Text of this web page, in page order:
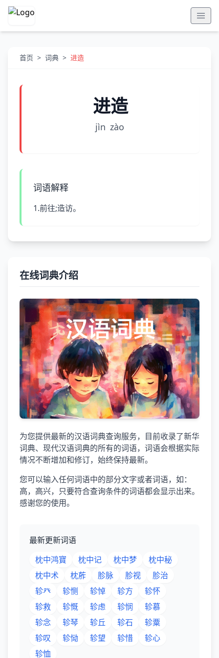
首页 > 词典 > 进造
进造
jìn zào
词语解释
1.前往;造访。
在线词典介绍
为您提供最新的汉语词典查询服务，目前收录了新华
词典、现代汉语词典的所有的词语，词语会根据实际
情况不断增加和修订，始终保持最新。
您可以输入任何词语中的部分文字或者词语，如：
高，高兴，只要符合查询条件的词语都会显示出来。
感谢您的使用。
最新更新词语
枕中鸿寶
枕中记 枕中梦
枕中秘
枕中术
枕葄 胗脉 胗视
胗治
轸癶
轸恻 轸悼 轸方
轸怀
轸救
轸慨 轸虑 轸悯
轸慕
轸念
轸琴 轸丘 轸石
轸粟
轸叹
轸恸 轸望 轸惜
轸心
轸恤